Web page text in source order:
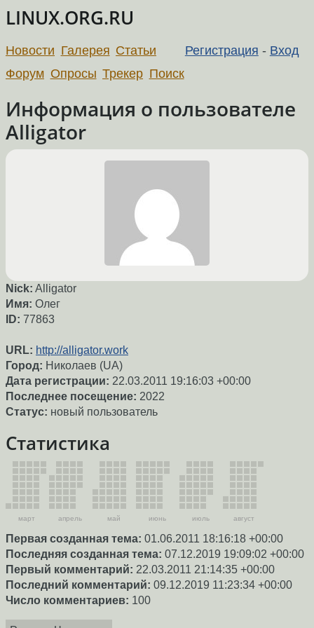
LINUX.ORG.RU
Регистрация - Вход
Новости Галерея Статьи
Форум Опросы Трекер Поиск
Информация о пользователе
Alligator
Nick: Alligator
Имя: Олег
ID: 77863
URL: http://alligator.work
Город: Николаев (UA)
Дата регистрации: 22.03.2011 19:16:03 +00:00
Последнее посещение: 2022
Статус: новый пользователь
Статистика
март апрель май июнь июль август
Первая созданная тема: 01.06.2011 18:16:18 +00:00
Последняя созданная тема: 07.12.2019 19:09:02 +00:00
Первый комментарий: 22.03.2011 21:14:35 +00:00
Последний комментарий: 09.12.2019 11:23:34 +00:00
Число комментариев: 100